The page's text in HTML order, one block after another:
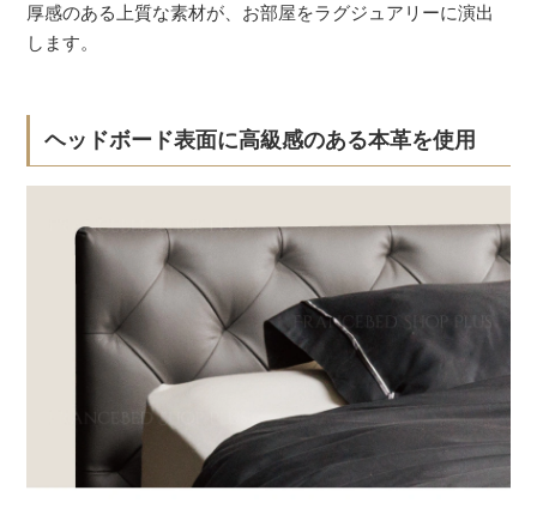
厚感のある上質な素材が、お部屋をラグジュアリーに演出
します。
ヘッドボード表面に高級感のある本革を使用